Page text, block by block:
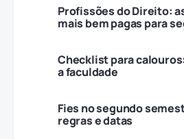
Profissões do Direito:
mais bem pagas para
Checklist para
a faculdade
Fies no segundo
regras e datas